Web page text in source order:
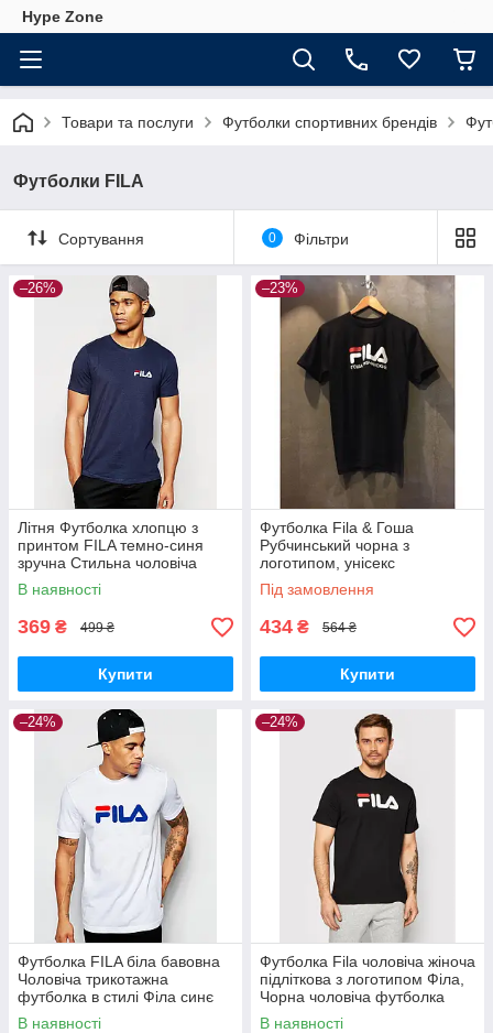
Hype Zone
Товари та послуги Футболки спортивних брендів
Футболки FILA
Сортування 0 Фільтри
–26%
Літня Футболка хлопцю з
принтом FILA темно-синя
зручна Стильна чоловіча
футболка Філа бавовна для
дому спорту
В наявності
369 ₴ 499 ₴
Купити
–23%
Футболка Fila & Гоша
Рубчинський чорна з
логотипом, унісекс
(чоловіча,жіноча,дитяча)
Під замовлення
434 ₴ 564 ₴
Купити
–24%
Футболка FILA біла бавовна
Чоловіча трикотажна
футболка в стилі Філа синє
лого
В наявності
–24%
Футболка Fila чоловіча жіноча
підліткова з логотипом Філа,
Чорна чоловіча футболка
Філа бавовна трикотаж
В наявності